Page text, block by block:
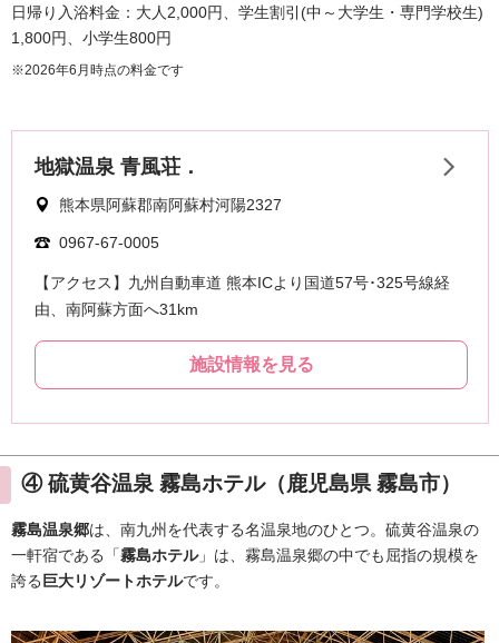
日帰り入浴料金：大人2,000円、学生割引(中～大学生・専門学校生)
1,800円、小学生800円
※2026年6月時点の料金です
④ 硫黄谷温泉 霧島ホテル（鹿児島県 霧島市）
霧島温泉郷は、南九州を代表する名温泉地のひとつ。硫黄谷温泉の
一軒宿である「霧島ホテル」は、霧島温泉郷の中でも屈指の規模を
誇る 巨大リゾートホテルです。